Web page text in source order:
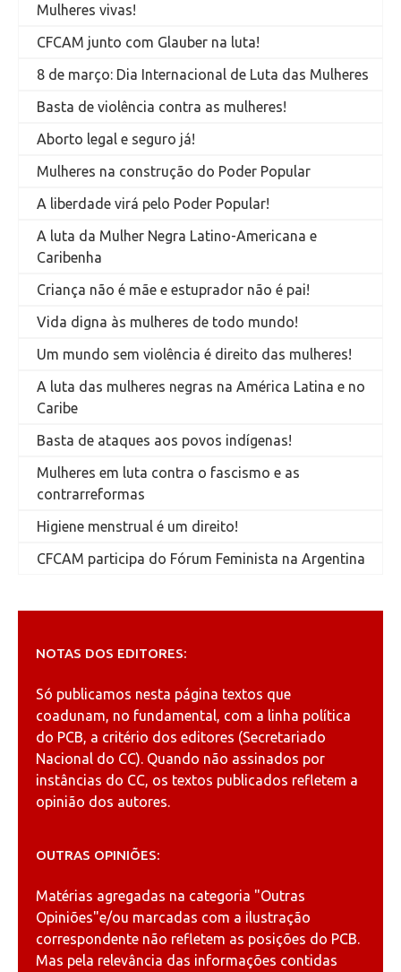
Mulheres vivas!
CFCAM junto com Glauber na luta!
8 de março: Dia Internacional de Luta das Mulheres
Basta de violência contra as mulheres!
Aborto legal e seguro já!
Mulheres na construção do Poder Popular
A liberdade virá pelo Poder Popular!
A luta da Mulher Negra Latino-Americana e
Caribenha
Criança não é mãe e estuprador não é pai!
Vida digna às mulheres de todo mundo!
Um mundo sem violência é direito das mulheres!
A luta das mulheres negras na América Latina e no
Caribe
Basta de ataques aos povos indígenas!
Mulheres em luta contra o fascismo e as
contrarreformas
Higiene menstrual é um direito!
CFCAM participa do Fórum Feminista na Argentina
NOTAS DOS EDITORES:
Só publicamos nesta página textos que
coadunam, no fundamental, com a linha política
do PCB, a critério dos editores (Secretariado
Nacional do CC). Quando não assinados por
instâncias do CC, os textos publicados refletem a
opinião dos autores.
OUTRAS OPINIÕES:
Matérias agregadas na categoria "Outras
Opiniões"e/ou marcadas com a ilustração
correspondente não refletem as posições do PCB.
Mas pela relevância das informações contidas